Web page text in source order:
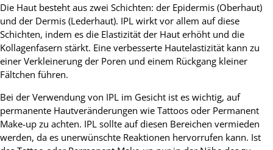
Die Haut besteht aus zwei Schichten: der Epidermis (Oberhaut)
und der Dermis (Lederhaut). IPL wirkt vor allem auf diese
Schichten, indem es die Elastizität der Haut erhöht und die
Kollagenfasern stärkt. Eine verbesserte Hautelastizität kann zu
einer Verkleinerung der Poren und einem Rückgang kleiner
Fältchen führen.
Bei der Verwendung von IPL im Gesicht ist es wichtig, auf
permanente Hautveränderungen wie Tattoos oder Permanent
Make-up zu achten. IPL sollte auf diesen Bereichen vermieden
werden, da es unerwünschte Reaktionen hervorrufen kann. Ist